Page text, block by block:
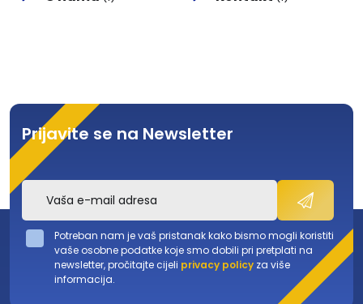
Prijavite se na Newsletter
Potreban nam je vaš pristanak kako bismo mogli koristiti
vaše osobne podatke koje smo dobili pri pretplati na
newsletter, pročitajte cijeli privacy policy za više
informacija.